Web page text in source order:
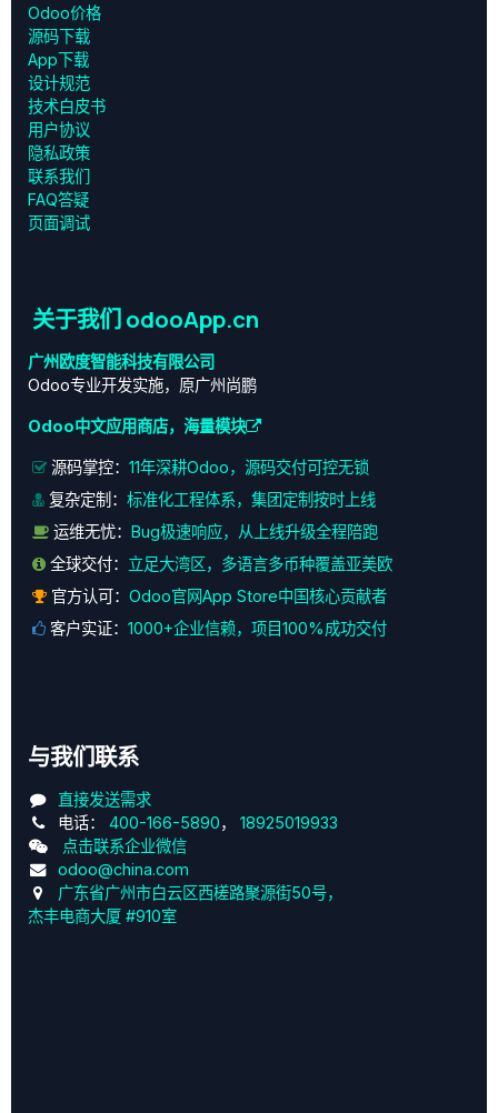
Odoo价格
源码下载
App下载
设计规范
技术白皮书
用户协议
‎隐私政策‎
联系我们
FAQ答疑
页面调试
关于我们 odooApp.cn
广州欧度智能科技有限公司
Odoo专业开发实施，原广州尚鹏
Odoo中文应用商店，海量模块
源码掌控： 11年深耕Odoo，源码交付可控无锁
复杂定制： 标准化工程体系，集团定制按时上线
运维无忧：
Bug极速响应，从上线升级全程陪跑
全球交付： 立足大湾区，多语言多币种覆盖亚美欧
官方认可： Odoo官网App Store中国核心贡献者
客户实证： 1000+企业信赖，项目100%成功交付
与我们联系
直接发送需求
电话： 400-166-5890， 18925019933
点击联系企业微信
odoo@china.com
广东省广州市白云区西槎路聚源街50号，
杰丰电商大厦 #910室